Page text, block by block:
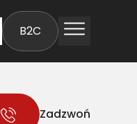
B2C
Zadzwoń